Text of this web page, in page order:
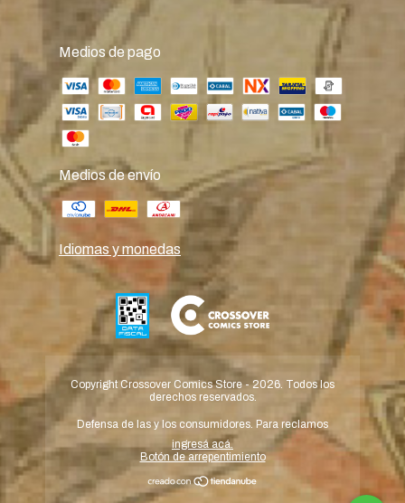
Medios de pago
Medios de envío
Idiomas y monedas
Copyright Crossover Comics Store - 2026. Todos los
derechos reservados.
Defensa de las y los consumidores. Para reclamos
ingresá acá.
Botón de arrepentimiento